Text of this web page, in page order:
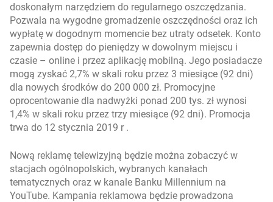
doskonałym narzędziem do regularnego oszczędzania.
Pozwala na wygodne gromadzenie oszczędności oraz ich
wypłatę w dogodnym momencie bez utraty odsetek. Konto
zapewnia dostęp do pieniędzy w dowolnym miejscu i
czasie – online i przez aplikację mobilną. Jego posiadacze
mogą zyskać 2,7% w skali roku przez 3 miesiące (92 dni)
dla nowych środków do 200 000 zł. Promocyjne
oprocentowanie dla nadwyżki ponad 200 tys. zł wynosi
1,4% w skali roku przez trzy miesiące (92 dni). Promocja
trwa do 12 stycznia 2019 r .
Nową reklamę telewizyjną będzie można zobaczyć w
stacjach ogólnopolskich, wybranych kanałach
tematycznych oraz w kanale Banku Millennium na
YouTube. Kampania reklamowa będzie prowadzona